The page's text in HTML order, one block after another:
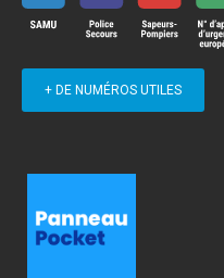
+ DE NUMÉROS UTILES